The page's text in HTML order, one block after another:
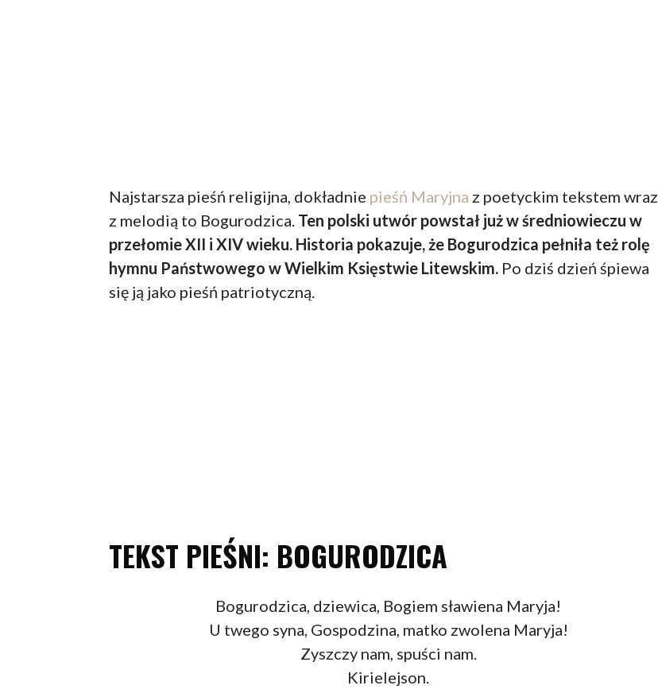
Najstarsza pieśń religijna, dokładnie pieśń Maryjna z poetyckim tekstem wraz
z melodią to Bogurodzica. Ten polski utwór powstał już w średniowieczu w
przełomie XII i XIV wieku. Historia pokazuje, że Bogurodzica pełniła też rolę
hymnu Państwowego w Wielkim Księstwie Litewskim. Po dziś dzień śpiewa
się ją jako pieśń patriotyczną.
TEKST PIEŚNI: BOGURODZICA
Bogurodzica, dziewica, Bogiem sławiena Maryja!
U twego syna, Gospodzina, matko zwolena Maryja!
Zyszczy nam, spuści nam.
Kirielejson.